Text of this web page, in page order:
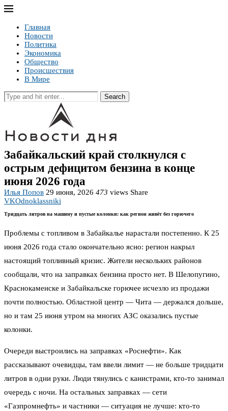
Главная
Новости
Политика
Экономика
Общество
Происшествия
В Мире
Search
Забайкальский край столкнулся с
острым дефицитом бензина в конце
июня 2026 года
Илья Попов 29 июня, 2026 473 views Share
VKOdnoklassniki
Тридцать литров на машину и пустые колонки: как регион живёт без горючего
Проблемы с топливом в Забайкалье нарастали постепенно. К 25
июня 2026 года стало окончательно ясно: регион накрыл
настоящий топливный кризис. Жители нескольких районов
сообщали, что на заправках бензина просто нет. В Шелопугино,
Краснокаменске и Забайкальске горючее исчезло из продажи
почти полностью. Областной центр — Чита — держался дольше,
но и там 25 июня утром на многих АЗС оказались пустые
колонки.
Очереди выстроились на заправках «Роснефти». Как
рассказывают очевидцы, там ввели лимит — не больше тридцати
литров в одни руки. Люди тянулись с канистрами, кто-то занимал
очередь с ночи. На остальных заправках — сети
«Газпромнефть» и частники — ситуация не лучше: кто-то